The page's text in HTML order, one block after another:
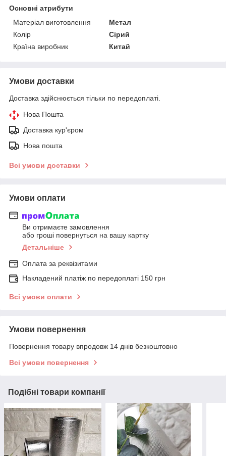
Основні атрибути
Матеріал виготовлення
Метал
Колір
Сірий
Країна виробник
Китай
Умови доставки
Доставка здійснюється тільки по передоплаті.
Нова Пошта
Доставка кур'єром
Нова пошта
Всі умови доставки
Умови оплати
Ви отримаєте замовлення
або гроші повернуться на вашу картку
Детальніше
Оплата за реквізитами
Накладений платіж по передоплаті 150 грн
Всі умови оплати
Умови повернення
Повернення товару впродовж 14 днів безкоштовно
Всі умови повернення
Подібні товари компанії